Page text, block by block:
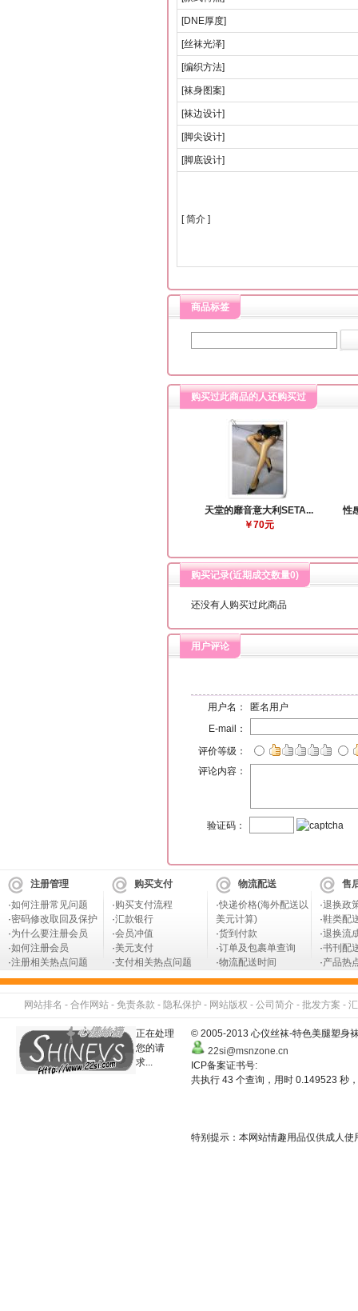
[DNE厚度]
[丝袜光泽]
[编织方法]
[袜身图案]
[袜边设计]
[脚尖设计]
[脚底设计]
[ 简介 ]
商品标签
购买过此商品的人还购买过
天堂的靡音意大利SETA...
￥70元
性
购买记录(近期成交数量0)
还没有人购买过此商品
用户评论
用户名：
匿名用户
E-mail：
评价等级：
评论内容：
验证码：
注册管理
·如何注册常见问题
·密码修改取回及保护
·为什么要注册会员
·如何注册会员
·注册相关热点问题
购买支付
·购买支付流程
·汇款银行
·会员冲值
·美元支付
·支付相关热点问题
物流配送
·快递价格(海外配送以
美元计算)
·货到付款
·订单及包裹单查询
·物流配送时间
售
·退换政
·鞋类配
·退换流
·书刊配
·产品热
网站排名 - 合作网站 - 免责条款 - 隐私保护 - 网站版权 - 公司简介 - 批发方案 -
© 2005-2013 心仪丝袜-特色美腿塑身
22si@msnzone.cn
ICP备案证书号:
共执行 43 个查询，用时 0.149523 秒
特别提示：本网站情趣用品仅供成人
正在处理
您的请
求...